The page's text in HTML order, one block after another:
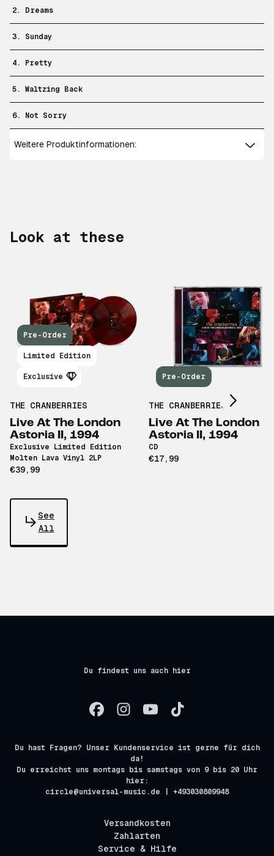
2. Dreams
3. Sunday
4. Pretty
5. Waltzing Back
6. Not Sorry
Weitere Produktinformationen:
Look at these
Pre-Order
Limited Edition
Exclusive
THE CRANBERRIES
Live At The London
Astoria II, 1994
Exclusive Limited Edition
Molten Lava Vinyl 2LP
€39,99
Pre-Order
THE CRANBERRIES
Live At The London
Astoria II, 1994
CD
€17,99
Scroll right
See
All
Du findest uns auch hier
Du hast Fragen? Unser Kundenservice ist gerne für dich
da!
Du erreichst uns montags bis samstags von 9 bis 20 Uhr
hier:
circle@universal-music.de | +493030809948
Versandkosten
Zahlarten
Service & Hilfe